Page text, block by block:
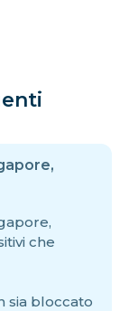
che
sia bloccato